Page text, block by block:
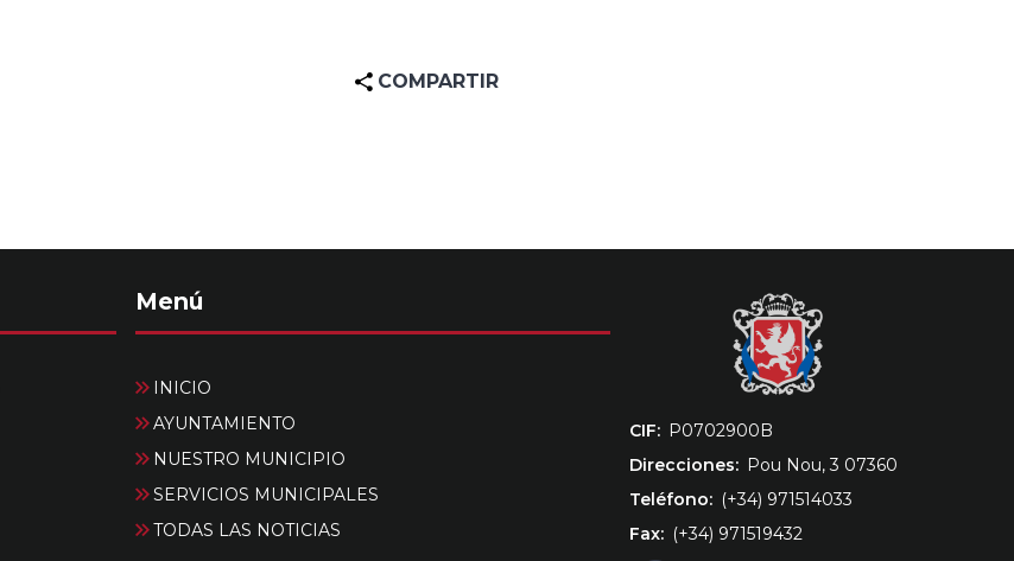
COMPARTIR
Menú
INICIO
AYUNTAMIENTO
NUESTRO MUNICIPIO
SERVICIOS MUNICIPALES
TODAS LAS NOTICIAS
CIF
‎P0702900B
Direcciones
Pou Nou, 3 07360
Teléfono
(+34) 971514033
Fax
(+34) 971519432